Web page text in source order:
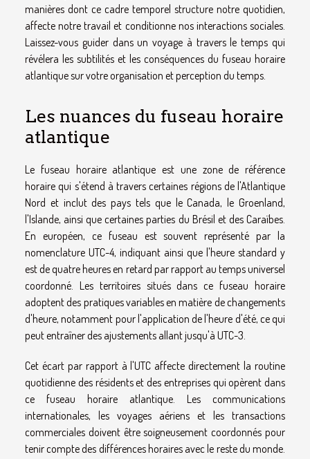
manières dont ce cadre temporel structure notre quotidien,
affecte notre travail et conditionne nos interactions sociales.
Laissez-vous guider dans un voyage à travers le temps qui
révélera les subtilités et les conséquences du fuseau horaire
atlantique sur votre organisation et perception du temps.
Les nuances du fuseau horaire
atlantique
Le fuseau horaire atlantique est une zone de référence
horaire qui s'étend à travers certaines régions de l'Atlantique
Nord et inclut des pays tels que le Canada, le Groenland,
l'Islande, ainsi que certaines parties du Brésil et des Caraïbes.
En européen, ce fuseau est souvent représenté par la
nomenclature UTC-4, indiquant ainsi que l'heure standard y
est de quatre heures en retard par rapport au temps universel
coordonné. Les territoires situés dans ce fuseau horaire
adoptent des pratiques variables en matière de changements
d'heure, notamment pour l'application de l'heure d'été, ce qui
peut entraîner des ajustements allant jusqu'à UTC-3.
Cet écart par rapport à l'UTC affecte directement la routine
quotidienne des résidents et des entreprises qui opèrent dans
ce fuseau horaire atlantique. Les communications
internationales, les voyages aériens et les transactions
commerciales doivent être soigneusement coordonnés pour
tenir compte des différences horaires avec le reste du monde.